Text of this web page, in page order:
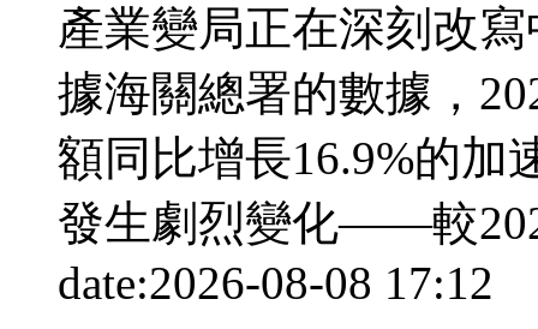
產業變局正在深刻改
據海關總署的數據，
額同比增長16.9%的加
發生劇烈變化——較
date:2026-08-08 17:12